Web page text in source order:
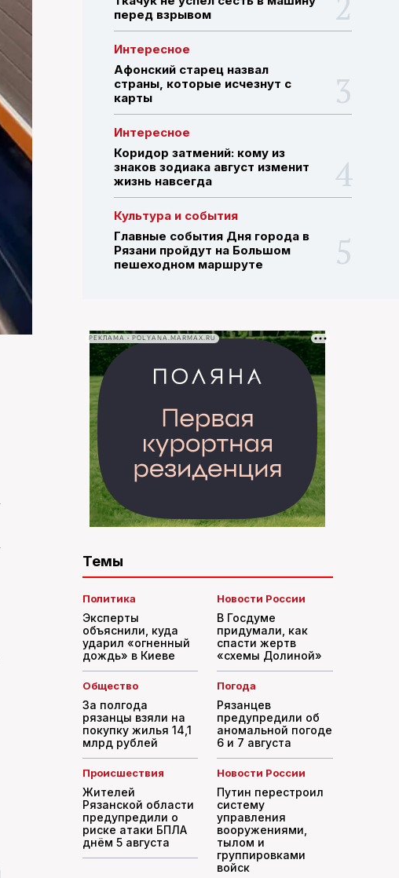
ПОИСК ПО САЙТУ
перед взрывом
Интересное
Афонский старец назвал
страны, которые исчезнут с
карты
Интересное
Коридор затмений: кому из
знаков зодиака август изменит
жизнь навсегда
Культура и события
Главные события Дня города в
Рязани пройдут на Большом
пешеходном маршруте
РЕКЛАМА • POLYANA.MARMAX.RU
Темы
Политика
Эксперты
объяснили, куда
ударил «огненный
дождь» в Киеве
Новости России
В Госдуме
придумали, как
спасти жертв
«схемы Долиной»
Общество
За полгода
рязанцы взяли на
покупку жилья 14,1
млрд рублей
Погода
Рязанцев
предупредили об
аномальной погоде
6 и 7 августа
Происшествия
Жителей
Рязанской области
предупредили о
риске атаки БПЛА
днём 5 августа
Новости России
Путин перестроил
систему
управления
вооружениями,
тылом и
группировками
войск